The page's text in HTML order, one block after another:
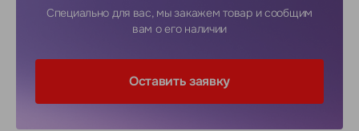
Специально для вас, мы закажем товар и сообщим
вам о его наличии
Оставить заявку